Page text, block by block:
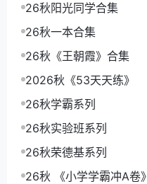
26秋阳光同学合集
26秋一本合集
26秋《王朝霞》合集
2026秋《53天天练》
26秋学霸系列
26秋实验班系列
26秋荣德基系列
26秋 《小学学霸冲A卷》